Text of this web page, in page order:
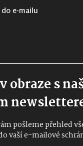
e-mailu
obraze s
pošleme přehled
vaší e-mailové